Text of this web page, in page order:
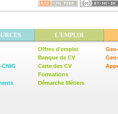
L'EMPLOI
CNIG
Offres d'emploi
Banque de CV
Carte des CV
Formations
Démarche Métiers